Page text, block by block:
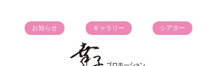
お知らせ ギャラリー シアター